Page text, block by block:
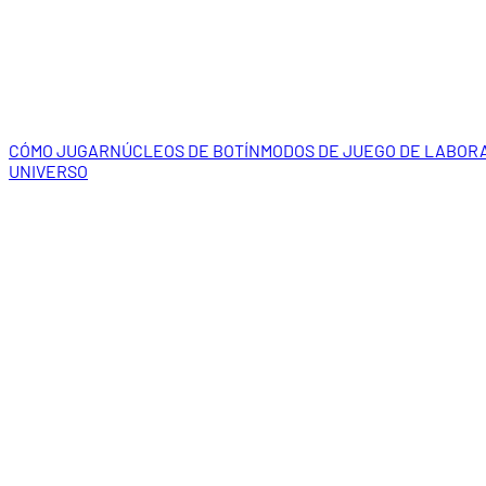
CÓMO JUGARNÚCLEOS DE BOTÍNMODOS DE JUEGO DE
UNIVERSO